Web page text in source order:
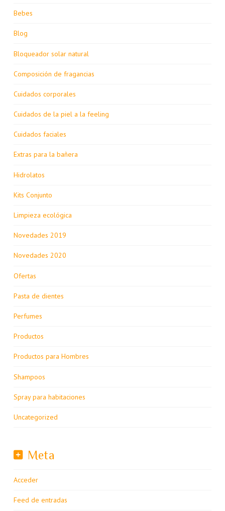
Bebes
Blog
Bloqueador solar natural
Composición de fragancias
Cuidados corporales
Cuidados de la piel a la feeling
Cuidados faciales
Extras para la bañera
Hidrolatos
Kits Conjunto
Limpieza ecológica
Novedades 2019
Novedades 2020
Ofertas
Pasta de dientes
Perfumes
Productos
Productos para Hombres
Shampoos
Spray para habitaciones
Uncategorized
Meta
Acceder
Feed de entradas